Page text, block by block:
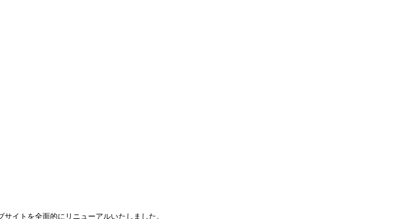
イトを全面的にリニューアルいたしました。